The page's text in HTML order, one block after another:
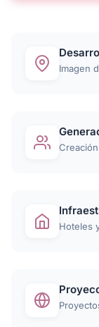
Imagen
Hoteles